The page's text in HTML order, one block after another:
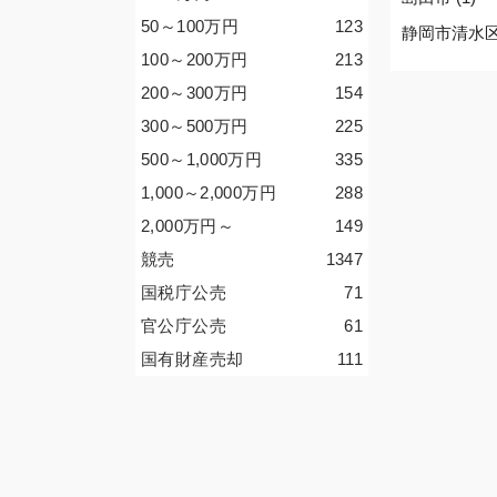
静岡市清水
123
50～100万円
213
100～200万円
154
200～300万円
225
300～500万円
335
500～1,000万円
288
1,000～2,000万円
149
2,000万円 ～
1347
競売
71
国税庁公売
61
官公庁公売
111
国有財産売却